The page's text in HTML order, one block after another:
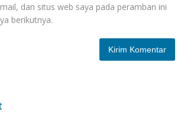
dan situs web saya pada peramban ini
berikutnya.